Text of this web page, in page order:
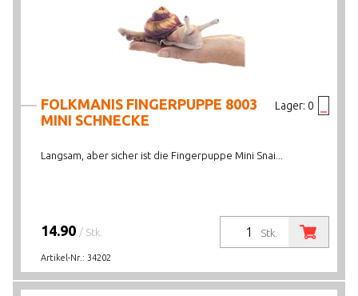
Lager: 0
FOLKMANIS FINGERPUPPE 8003
MINI SCHNECKE
Langsam, aber sicher ist die Fingerpuppe Mini Snai...
Stk.
14.90 / Stk.
Artikel-Nr.: 34202